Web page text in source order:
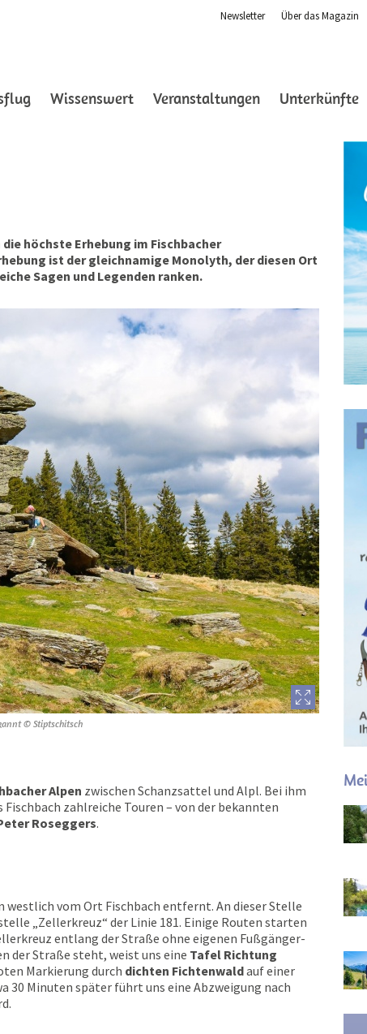
Newsletter Über das Magazin
Wissenswert Veranstaltungen Unterkünfte
höchste Erhebung im Fischbacher
ist der gleichnamige Monolyth, der diesen Ort
Sagen und Legenden ranken.
© Stiptschitsch
Alpen zwischen Schanzsattel und Alpl. Bei ihm
zahlreiche Touren – von der bekannten
Roseggers.
westlich vom Ort Fischbach entfernt. An dieser Stelle
„Zellerkreuz“ der Linie 181. Einige Routen starten
entlang der Straße ohne eigenen Fußgänger-
der Straße steht, weist uns eine Tafel Richtung
Markierung durch dichten Fichtenwaldauf einer
Minuten später führt uns eine Abzweigung nach